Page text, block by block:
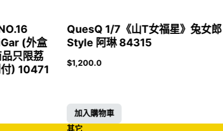
(外盒
只限荔
) 10471
QuesQ 1/7《山T女福星》兔女郎
Style 阿琳 84315
$1,200.0
加入購物車
其它